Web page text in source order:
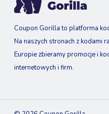
Coupon Gorilla to platforma
Na naszych stronach z kodami
Europie zbieramy promocje i
internetowych i firm.